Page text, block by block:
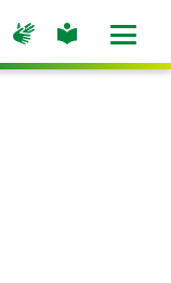
Zur
Seite
Gebärdensprache
Zur
Seite
leichte
Menü